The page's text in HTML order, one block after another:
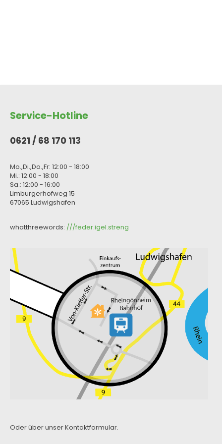
Service-Hotline
0621 / 68 170 113
Mo.,Di.,Do.,Fr: 12:00 - 18:00
Mi.: 12:00 - 18:00
Sa.: 12:00 - 16:00
Limburgerhofweg 15
67065 Ludwigshafen
whatthreewords: ///feder.igel.streng
Oder über unserKontaktformular.